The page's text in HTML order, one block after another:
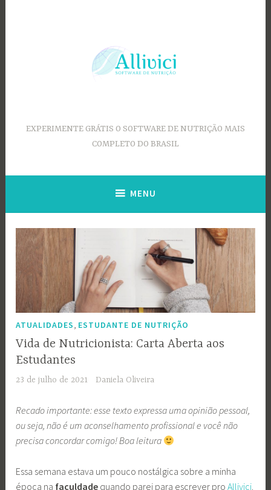
EXPERIMENTE GRÁTIS O SOFTWARE DE NUTRIÇÃO MAIS
COMPLETO DO BRASIL
MENU
ATUALIDADES ESTUDANTE DE NUTRIÇÃO
Vida de Nutricionista: Carta Aberta aos
Estudantes
23 de julho de 2021 Daniela Oliveira
Recado importante: esse texto expressa uma opinião pessoal,
ou seja, não é um aconselhamento profissional e você não
precisa concordar comigo! Boa leitura
Essa semana estava um pouco nostálgica sobre a minha
época na faculdade quando parei para escrever proAllivici